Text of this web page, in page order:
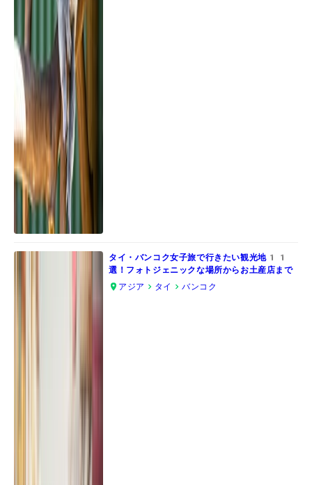
タイ・バンコク女子旅で行きたい観光地11
選！フォトジェニックな場所からお土産店まで
アジア
タイ バンコク